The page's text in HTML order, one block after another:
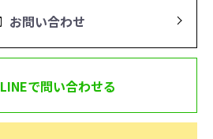
お問い合わせ
LINEで問い合わせる